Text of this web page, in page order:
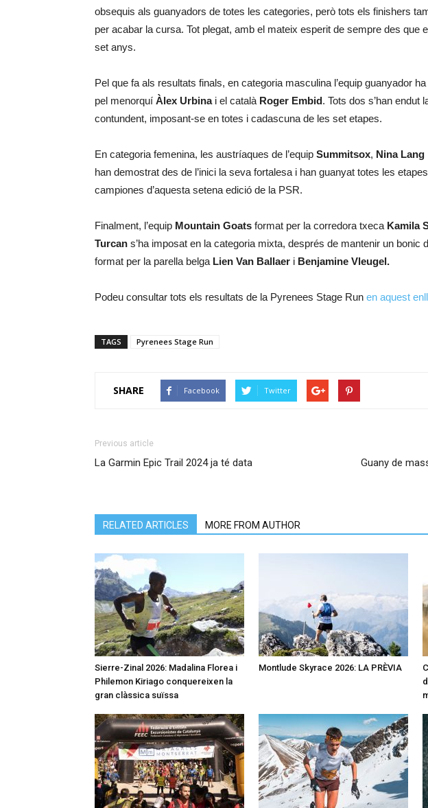
obsequis als guanyadors de totes les categories, però tots els finishers
per acabar la cursa. Tot plegat, amb el mateix esperit de sempre des que
set anys.
Pel que fa als resultats finals, en categoria masculina l’equip guanyador
pel menorquí Àlex Urbinai el català Roger Embid. Tots dos s’han endut
contundent, imposant-se en totes i cadascuna de les set etapes.
En categoria femenina, les austríaques de l’equip Summitsox, Nina Lang
han demostrat des de l’inici la seva fortalesa i han guanyat totes les
campiones d’aquesta setena edició de la PSR.
Finalment, l’equip Mountain Goats format per la corredora txeca Kamila
Turcan s’ha imposat en la categoria mixta, després de mantenir un bonic
format per la parella belga Lien Van Ballaer i Benjamine Vleugel.
Podeu consultar tots els resultats de la Pyrenees Stage Run en aquest
TAGS Pyrenees Stage Run
SHARE Facebook Twitter
Previous article
La Garmin Epic Trail 2024 ja té data
Guany de
RELATED ARTICLES MORE FROM AUTHOR
Sierre-Zinal 2026: Madalina Florea i
Philemon Kiriago conquereixen la
gran clàssica suïssa
Montlude Skyrace 2026: LA PRÈVIA